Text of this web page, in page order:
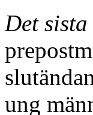
Det
ung